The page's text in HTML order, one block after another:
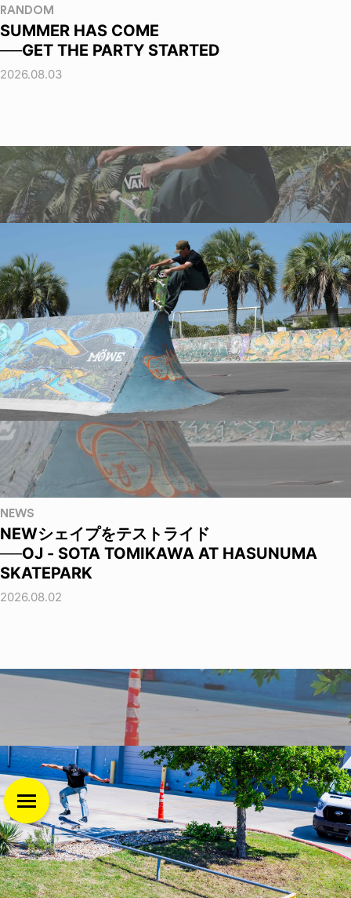
RANDOM
SUMMER HAS COME
──GET THE PARTY STARTED
2026.08.03
NEWS
NEWシェイプをテストライド
──OJ - SOTA TOMIKAWA AT HASUNUMA
SKATEPARK
2026.08.02